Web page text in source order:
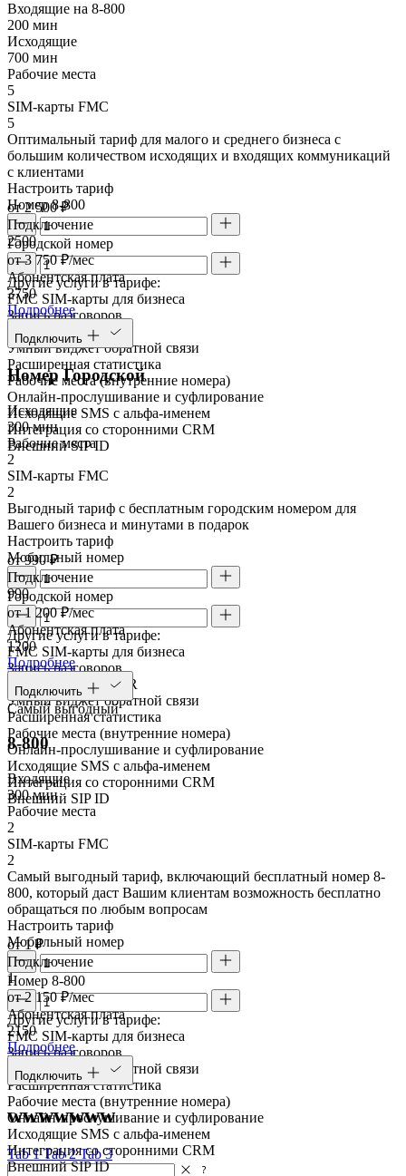
Входящие на 8-800
200 мин
Исходящие
700 мин
Рабочие места
5
SIM-карты FMC
5
Оптимальный тариф для малого и среднего бизнеса с
большим количеством исходящих и входящих коммуникаций
с клиентами
Настроить тариф
Номер 8-800
Городской номер
Другие услуги в тарифе:
FMC SIM-карты для бизнеса
Запись разговоров
Речевая аналитика
Умный виджет обратной связи
Расширенная статистика
Рабочие места (внутренние номера)
Онлайн-прослушивание и суфлирование
Исходящие SMS с альфа-именем
Интеграция со сторонними CRM
Внешний SIP ID
от 2 500 ₽
Подключение
2500
от 3 750 ₽/мес
Абонентская плата
3750
Подробнее
Подключить
Номер Городской
Исходящие
300 мин
Рабочие места
2
SIM-карты FMC
2
Выгодный тариф с бесплатным городским номером для
Вашего бизнеса и минутами в подарок
Настроить тариф
Мобильный номер
Городской номер
Другие услуги в тарифе:
FMC SIM-карты для бизнеса
Запись разговоров
Голосовое меню IVR
Умный виджет обратной связи
Расширенная статистика
Рабочие места (внутренние номера)
Онлайн-прослушивание и суфлирование
Исходящие SMS с альфа-именем
Интеграция со сторонними CRM
Внешний SIP ID
от 990 ₽
Подключение
990
от 1 200 ₽/мес
Абонентская плата
1200
Подробнее
Подключить
Самый выгодный
8-800
Входящие
300 мин
Рабочие места
2
SIM-карты FMC
2
Самый выгодный тариф, включающий бесплатный номер 8-
800, который даст Вашим клиентам возможность бесплатно
обращаться по любым вопросам
Настроить тариф
Мобильный номер
Номер 8-800
Другие услуги в тарифе:
FMC SIM-карты для бизнеса
Запись разговоров
Умный виджет обратной связи
Расширенная статистика
Рабочие места (внутренние номера)
Онлайн-прослушивание и суфлирование
Исходящие SMS с альфа-именем
Интеграция со сторонними CRM
Внешний SIP ID
от 1 ₽
Подключение
1
от 2 150 ₽/мес
Абонентская плата
2150
Подробнее
Подключить
wwwwwww
Tab 1Tab 2Tab 3